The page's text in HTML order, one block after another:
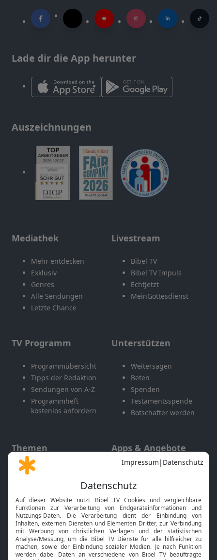
Lade dir die App herunter
Auszeichnungen
Mediathek
Mehr entdecken
Exklusiv
Genres
Alle Sendungen
Letzte Chance
Livestream
Bibel TV
Bibel TV Impuls
EchtJetzt
MeinGottesdienst
TV Programm
Programmübersicht
Tipps der Redaktion
Sendungen von A-Z
Programmheft
kostenlos anfordern
Unterstützen
Weitersagen
Beten
Spenden
Testamentsspende
Botschafter werden
Themen
Gott und Bibel erklärt
Neuigkeiten
Apps & Angebote
Mobile App
Smart TV
HbbTV
Bibelthek Online-Bibel
Nächster Gottesdienst